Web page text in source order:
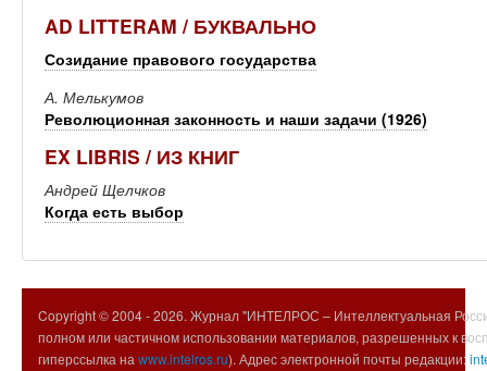
AD LITTERAM / БУКВАЛЬНО
Созидание правового государства
А. Мелькумов
Революционная законность и наши задачи (1926)
EX LIBRIS / ИЗ КНИГ
Андрей Щелчков
Когда есть выбор
Copyright © 2004 -2026. Журнал "ИНТЕЛРОС – Интеллектуальная
полном или частичном использовании материалов, разрешенных к
гиперссылка на www.intelros.ru). Адрес электронной почты редакции: